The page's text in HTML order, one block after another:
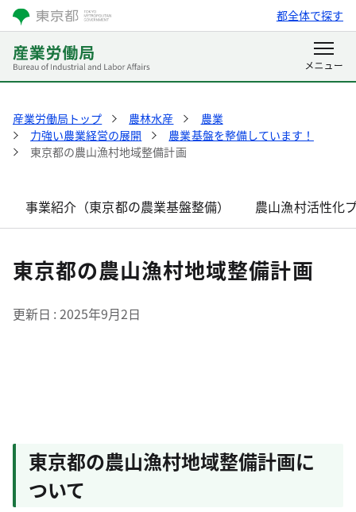
都全体で探す
産業労働局トップ 農林水産
農業
力強い農業経営の展開
農業基盤を整備しています！
東京都の農山漁村地域整備計画
事業紹介（東京都の農業基盤整備） 農山漁村活性化
東京都の農山漁村地域整備計画
更新日 2025年9月2日
東京都の農山漁村地域整備計画に
ついて